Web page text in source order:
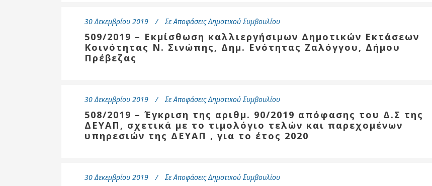
30 Δεκεμβρίου 2019 Σε Αποφάσεις Δημοτικού Συμβουλίου
509/2019 – Εκμίσθωση καλλιεργήσιμων Δημοτικών Εκτάσεων
Κοινότητας Ν. Σινώπης, Δημ. Ενότητας Ζαλόγγου, Δήμου
Πρέβεζας
30 Δεκεμβρίου 2019 Σε Αποφάσεις Δημοτικού Συμβουλίου
508/2019 – Έγκριση της αριθμ. 90/2019 απόφασης του Δ.Σ της
ΔΕΥΑΠ, σχετικά με το τιμολόγιο τελών και παρεχομένων
υπηρεσιών της ΔΕΥΑΠ , για το έτος 2020
30 Δεκεμβρίου 2019 Σε Αποφάσεις Δημοτικού Συμβουλίου